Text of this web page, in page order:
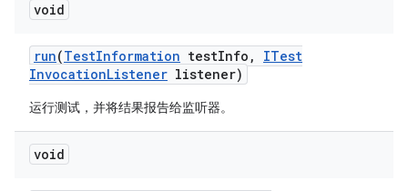
void
run(TestInformation testInfo ,
ITest
InvocationListener listener)
运行测试，并将结果报告给监听器。
void